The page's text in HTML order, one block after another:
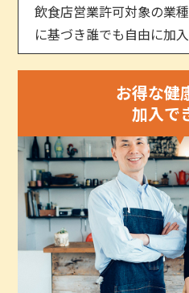
飲食店営業許可対象の業
に基づき誰でも自由に加入
お得な健
加入で